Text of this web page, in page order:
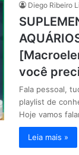
Diego Ribeiro
você
Fala pessoal,
playlist de
Hoje vamos
Leia mais »